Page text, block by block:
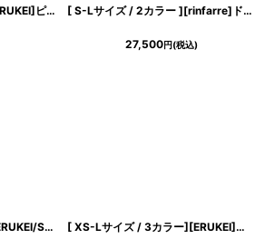
[ XS-Lサイズ / 1カラー][ERUKEI]ピンク・スパンコール・花柄・刺繍・総レース・Vネック・Aライン・ノースリーブ・ロングドレス[黒木麗奈着用][送料無料] [ S-Lサイズ / 2カラー ][rinfarre]ドレープネック・シフォン・ベージュ・ネイビー・シンプル・上品・マーメイド・ノースリーブ・ロングドレス[薗田杏奈・黒木麗奈着用][送料無料]
27,500円(税込)
[ XS-Lサイズ / 6カラー][ERUKEI/SETTAN]Vネック・ノースリーブ・シンプル・サテン・上品・肩リボン・切替・Aライン・ロングドレス[送料無料] [ XS-Lサイズ / 3カラー][ERUKEI]ノースリーブ・ラメ・ラインストーン・プリーツ・レース・シアー・エレガント・Aライン・ロングドレス[送料無料]